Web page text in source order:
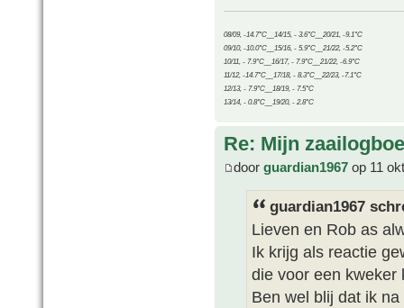
08/09, -14.7°C__14/15, - 3.6°C__20/21, -9.1°C
09/10, -10.0°C__15/16, - 5.9°C__21/22, -5.2°C
10/11, - 7.9°C__16/17, - 7.9°C__21/22, -6.9°C
11/12, -14.7°C__17/18, - 8.3°C__22/23, -7.1°C
12/13, - 7.9°C__18/19, - 7.5°C
13/14, - 0.8°C__19/20, - 2.8°C
Re: Mijn
door guardian1967 op 11
guardian1967
Lieven en Rob as
Ik krijg als reactie
die voor een kweker
Ben wel blij dat ik